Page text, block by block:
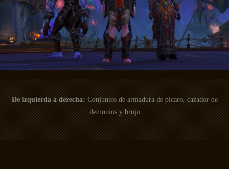
De izquierda a derecha:Conjuntos de armadura de pícaro, cazador de
demonios y brujo